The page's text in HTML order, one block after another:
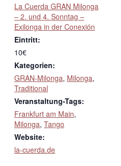
La Cuerda GRAN Milonga
– 2. und 4. Sonntag –
Exilonga in der Conexión
Eintritt:
10€
Kategorien:
GRAN-Milonga, Milonga,
Traditional
Veranstaltung-Tags:
Frankfurt am Main,
Milonga, Tango
Website:
la-cuerda.de